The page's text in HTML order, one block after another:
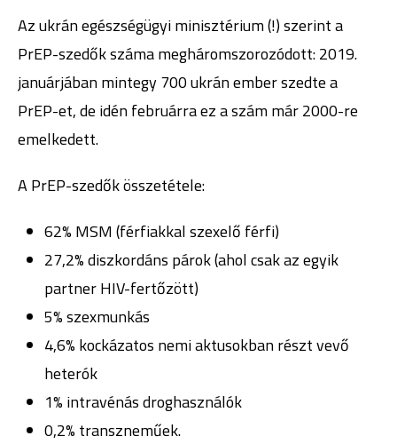
Az ukrán egészségügyi minisztérium (!) szerint a
PrEP-szedők száma megháromszorozódott: 2019.
januárjában mintegy 700 ukrán ember szedte a
PrEP-et, de idén februárra ez a szám már 2000-re
emelkedett.
A PrEP-szedők összetétele:
62% MSM (férfiakkal szexelő férfi)
27,2% diszkordáns párok (ahol csak az egyik
partner HIV-fertőzött)
5% szexmunkás
4,6% kockázatos nemi aktusokban részt vevő
heterók
1% intravénás droghasználók
0,2% transzneműek.